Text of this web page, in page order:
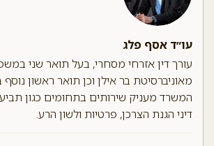
עו״ד אסף פלג
עורך דין אזרחי מסחרי, בעל תואר שני
מאוניברסיטת בר אילן וכן תואר ראשון
המשרד מעניק שירותים בתחומים כגון
דיני הגנת הצרכן, פרטיות ולשון הרע.